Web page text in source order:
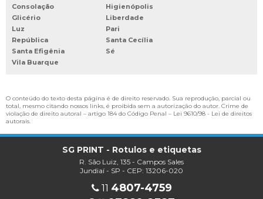
ETIQUETAS TERMICAS PARA BALANÇA
FABRICA DE ETIQUETAS ADESIVAS
FABRICA DE ETIQUETAS E TAGS
FÁBRICA DE ETIQUETAS PERSONALIZADAS
FABRICA DE RÓTULOS DE GARRAFAS
FABRICA DE ROTULOS E ETIQUETAS
FORNECEDOR DE ROTULOS
IMPRESSÃO DIGITAL DE ETIQUETAS
INDUSTRIA DE ROTULOS E ETIQUETAS
Consolação
Higienópolis
Glicério
Liberdade
Luz
Pari
República
Santa Cecília
Santa Efigênia
Sé
Vila Buarque
O conteúdo do texto desta página é de direito reservado. Sua reprodução, parcial ou
total, mesmo citando nossos links, é proibida sem a autorização do autor. Crime de
violação de direito autoral – artigo 184 do Código Penal – Lei 9610/98 - Lei de direitos
autorais.
SG PRINT - Rotulos e etiquetas
R. São Luiz, 135 - Campos Sales
Jundiaí - SP - CEP: 13206-020
11 4807-4759